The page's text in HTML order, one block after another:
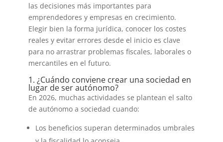
las decisiones más importantes para
emprendedores y empresas en crecimiento.
Elegir bien la forma jurídica, conocer los costes
reales y evitar errores desde el inicio es clave
para no arrastrar problemas fiscales, laborales o
mercantiles en el futuro.
1. ¿Cuándo conviene crear una sociedad en
lugar de ser autónomo?
En 2026, muchas actividades se plantean el salto
de autónomo a sociedad cuando:
Los beneficios superan determinados umbrales